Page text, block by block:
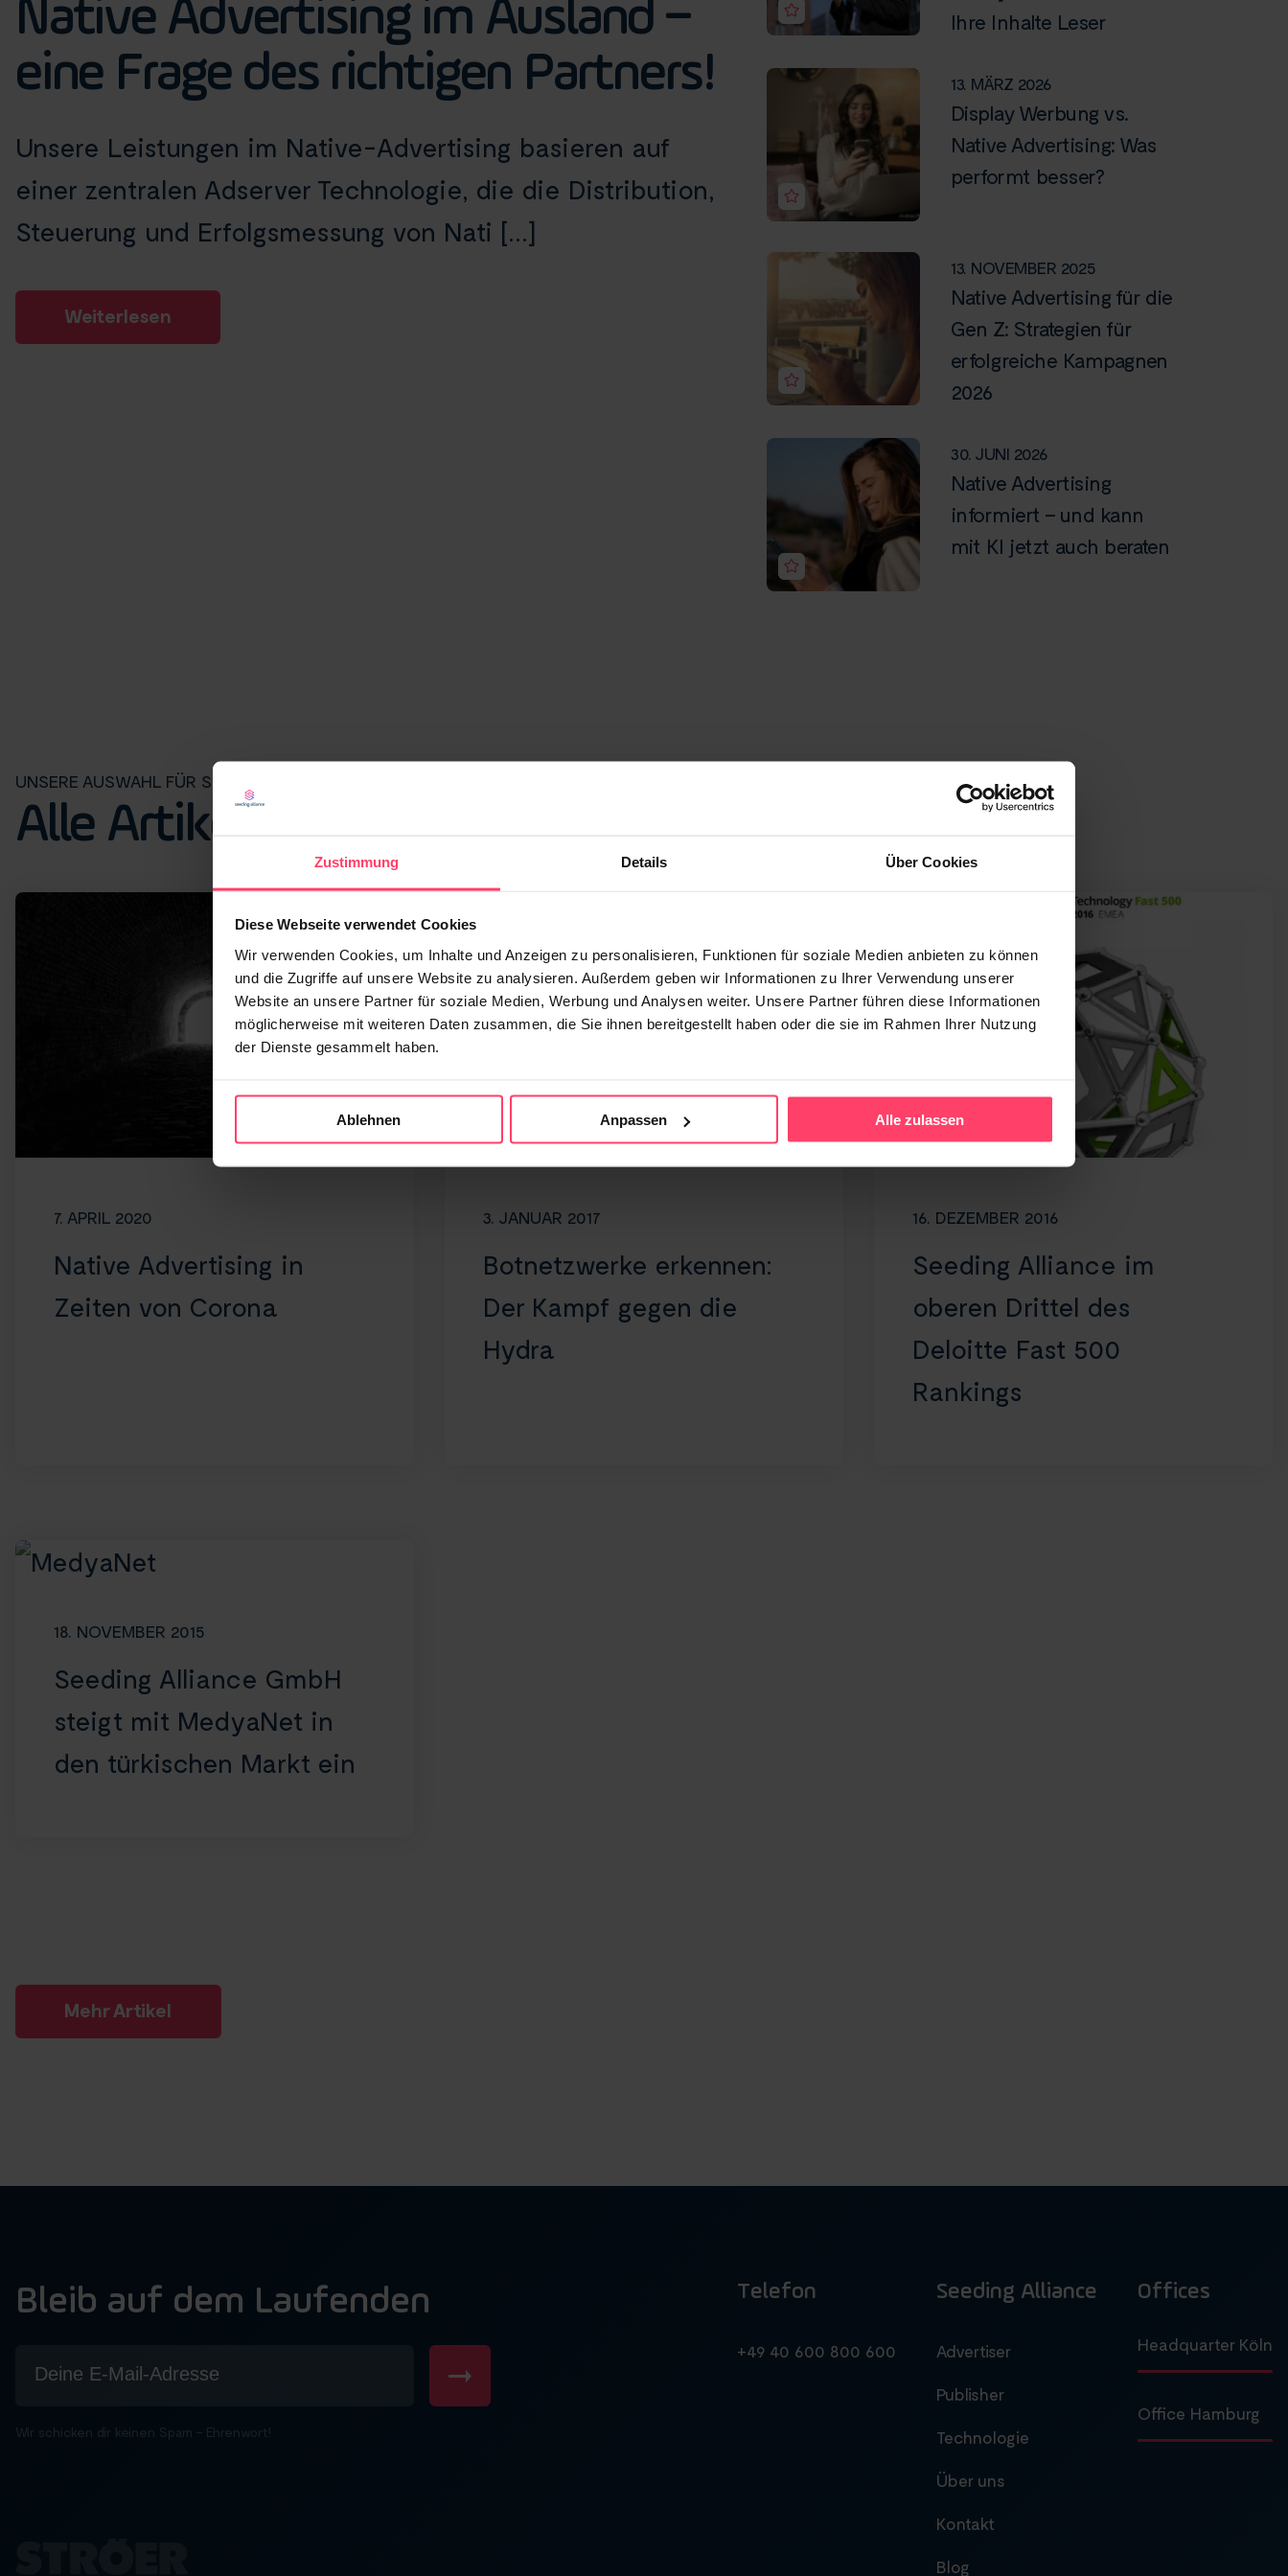
Zustimmung Details Über Cookies
Diese Webseite verwendet Cookies
Wir verwenden Cookies, um Inhalte und Anzeigen zu personalisieren, Funktionen für soziale Medien anbieten zu können
und die Zugriffe auf unsere Website zu analysieren. Außerdem geben wir Informationen zu Ihrer Verwendung unserer
Website an unsere Partner für soziale Medien, Werbung und Analysen weiter. Unsere Partner führen diese Informationen
möglicherweise mit weiteren Daten zusammen, die Sie ihnen bereitgestellt haben oder die sie im Rahmen Ihrer Nutzung
der Dienste gesammelt haben.
Ablehnen Anpassen Alle zulassen
Native Advertising im Ausland –
eine Frage des richtigen Partners!
Unsere Leistungen im Native-Advertising basieren auf
einer zentralen Adserver Technologie, die die Distribution,
Steuerung und Erfolgsmessung von Nati [...]
Weiterlesen
Ihre Inhalte Leser
13. MÄRZ 2026
Display Werbung vs.
Native Advertising: Was
performt besser?
13. NOVEMBER 2025
Native Advertising für die
Gen Z: Strategien für
erfolgreiche Kampagnen
2026
30. JUNI 2026
Native Advertising
informiert – und kann
mit KI jetzt auch beraten
UNSERE AUSWAHL FÜR SIE
Alle Artikel
7. APRIL 2020
Native Advertising in
Zeiten von Corona
3. JANUAR 2017
Botnetzwerke erkennen:
Der Kampf gegen die
Hydra
16. DEZEMBER 2016
Seeding Alliance im
oberen Drittel des
Deloitte Fast 500
Rankings
18. NOVEMBER 2015
Seeding Alliance GmbH
steigt mit MedyaNet in
den türkischen Markt ein
Mehr Artikel
Bleib auf dem Laufenden
Wir schicken dir keinen Spam – Ehrenwort!
Telefon
+49 40 600 800 600
Seeding Alliance
Advertiser
Publisher
Technologie
Über uns
Kontakt
Blog
Offices
Headquarter Köln
Office Hamburg